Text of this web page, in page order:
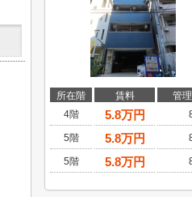
所在階 賃料
管
4階
5.8万円
5階 5.8万円
5階 5.8万円